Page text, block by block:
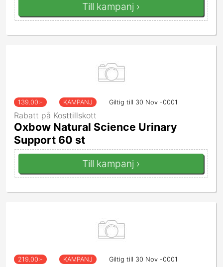
Till kampanj ›
139.00:- KAMPANJ Giltig till 30 Nov -0001
Rabatt på Kosttillskott
Oxbow Natural Science Urinary
Support 60 st
Till kampanj ›
219.00:- KAMPANJ Giltig till 30 Nov -0001